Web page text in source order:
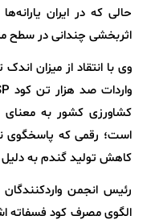
حالی که در ایران
اثربخشی چندانی در سطح
وی با انتقاد از میزان
است؛ رقمی که پاسخگوی
کاهش تولید گندم به
رئیس انجمن
الگوی مصرف کود فسفاته